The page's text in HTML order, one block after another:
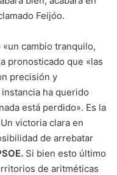
Feijóo.
cambio tranquilo,
pronosticado que «las
precisión y
ha querido
está perdido». Es la
victoria clara en
de arrebatar
Si bien esto último
de aritméticas